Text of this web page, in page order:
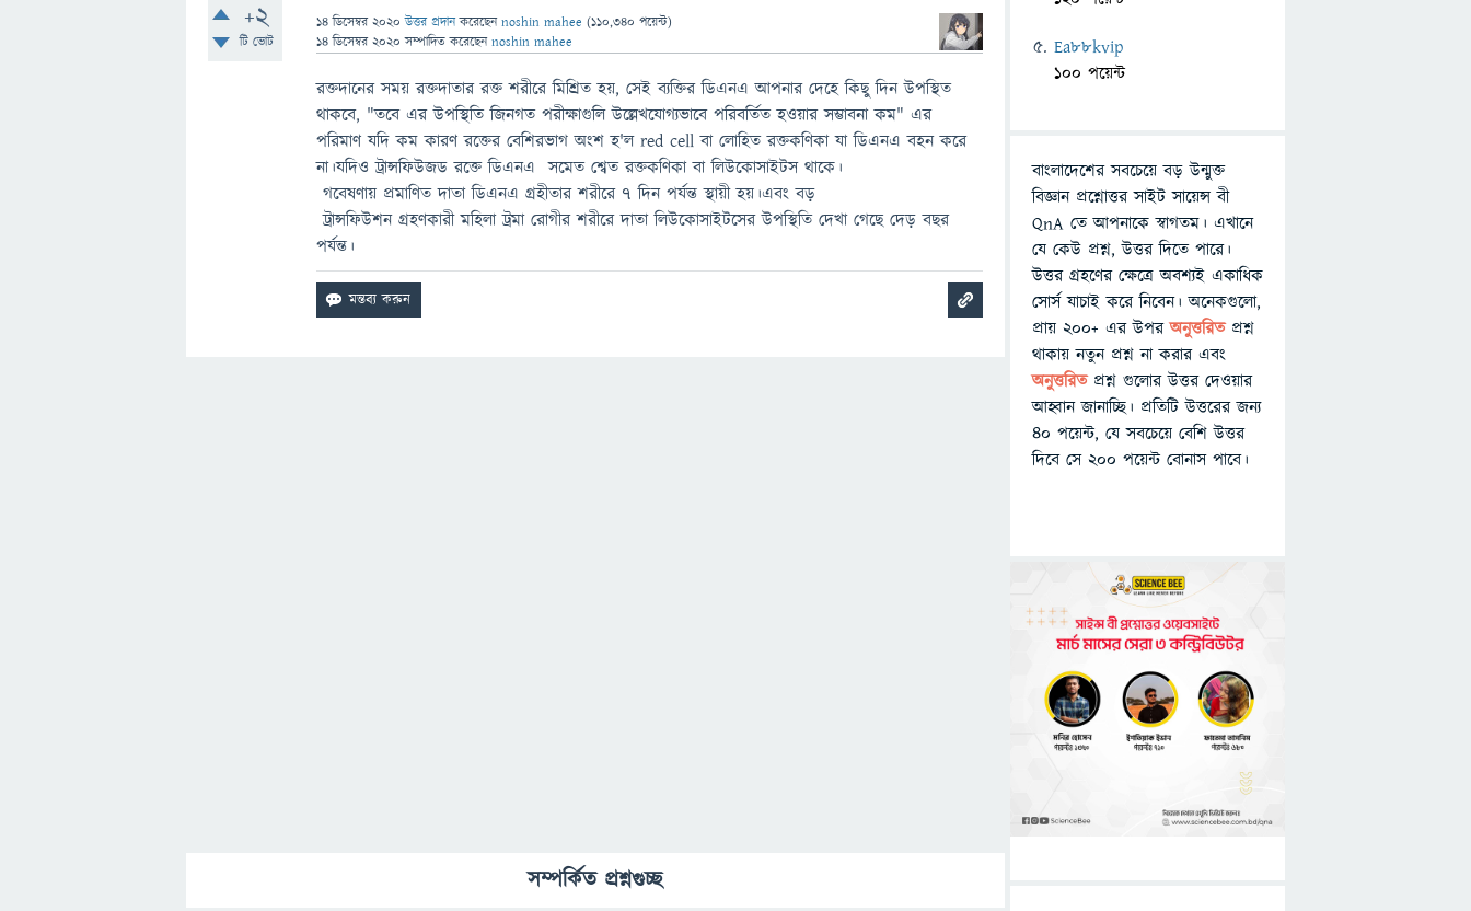
+2
টি ভোট
14 ডিসেম্বর 2020 উত্তর প্রদান করেছেনnoshin mahee (110,340 পয়েন্ট)
14 ডিসেম্বর 2020 সম্পাদিত করেছেনnoshin mahee
রক্তদানের সময় রক্তদাতার রক্ত ​​শরীরে মিশ্রিত হয়, সেই ব্যক্তির ডিএনএ আপনার দেহে কিছু দিন উপস্থিত
থাকবে, "তবে এর উপস্থিতি জিনগত পরীক্ষাগুলি উল্লেখযোগ্যভাবে পরিবর্তিত হওয়ার সম্ভাবনা কম" এর
পরিমাণ যদি কম কারণ রক্তের বেশিরভাগ অংশ হ'ল red cell বা লোহিত রক্তকণিকা যা ডিএনএ বহন করে
না।যদিও ট্রান্সফিউজড রক্তে ডিএনএ সমেত শ্বেত রক্তকণিকা বা লিউকোসাইটস থাকে।
গবেষণায় প্রমাণিত দাতা ডিএনএ গ্রহীতার শরীরে 7 দিন পর্যন্ত স্থায়ী হয়।এবং বড়
ট্রান্সফিউশন গ্রহণকারী মহিলা ট্রমা রোগীর শরীরে দাতা লিউকোসাইটসের উপস্থিতি দেখা গেছে দেড় বছর
পর্যন্ত।
সম্পর্কিত প্রশ্নগুচ্ছ
Ea88kvip
100 পয়েন্ট
বাংলাদেশের সবচেয়ে বড় উন্মুক্ত
বিজ্ঞান প্রশ্নোত্তর সাইট সায়েন্স বী
QnA তে আপনাকে স্বাগতম। এখানে
যে কেউ প্রশ্ন, উত্তর দিতে পারে।
উত্তর গ্রহণের ক্ষেত্রে অবশ্যই একাধিক
সোর্স যাচাই করে নিবেন। অনেকগুলো,
প্রায় ২০০+ এর উপরঅনুত্তরিতপ্রশ্ন
থাকায় নতুন প্রশ্ন না করার এবং
অনুত্তরিত প্রশ্ন গুলোর উত্তর দেওয়ার
আহ্বান জানাচ্ছি। প্রতিটি উত্তরের জন্য
৪০ পয়েন্ট, যে সবচেয়ে বেশি উত্তর
দিবে সে ২০০ পয়েন্ট বোনাস পাবে।